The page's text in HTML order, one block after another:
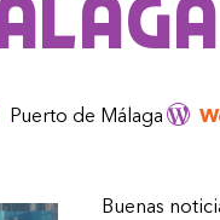
Puerto de Málaga
Buenas